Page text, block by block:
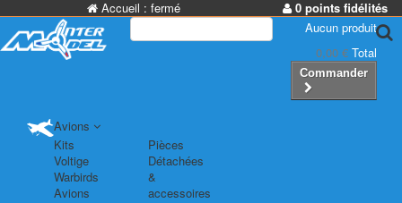
Accueil : fermé
0 points fidélités
Aucun produit
0,00 € Total
Commander
Avions
Kits
Voltige
Warbirds
Avions
Pièces
Détachées
&
accessoires